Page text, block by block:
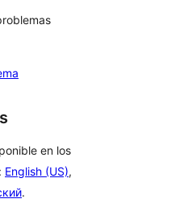
en los
English (US),
.